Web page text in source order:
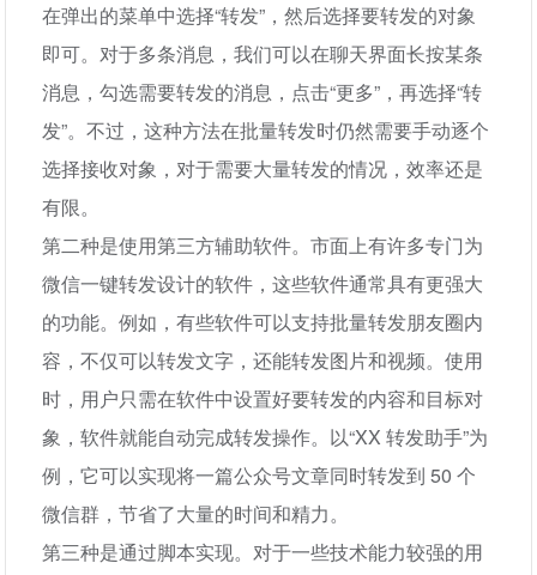
在弹出的菜单中选择“转发”，然后选择要转发的对象
即可。对于多条消息，我们可以在聊天界面长按某条
消息，勾选需要转发的消息，点击“更多”，再选择“转
发”。不过，这种方法在批量转发时仍然需要手动逐个
选择接收对象，对于需要大量转发的情况，效率还是
有限。
第二种是使用第三方辅助软件。市面上有许多专门为
微信一键转发设计的软件，这些软件通常具有更强大
的功能。例如，有些软件可以支持批量转发朋友圈内
容，不仅可以转发文字，还能转发图片和视频。使用
时，用户只需在软件中设置好要转发的内容和目标对
象，软件就能自动完成转发操作。以“XX 转发助手”为
例，它可以实现将一篇公众号文章同时转发到 50 个
微信群，节省了大量的时间和精力。
第三种是通过脚本实现。对于一些技术能力较强的用